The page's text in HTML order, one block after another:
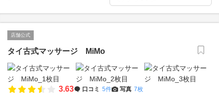
店舗公式
タイ古式マッサージ MiMo
3.63 口コミ 5件 写真 7枚